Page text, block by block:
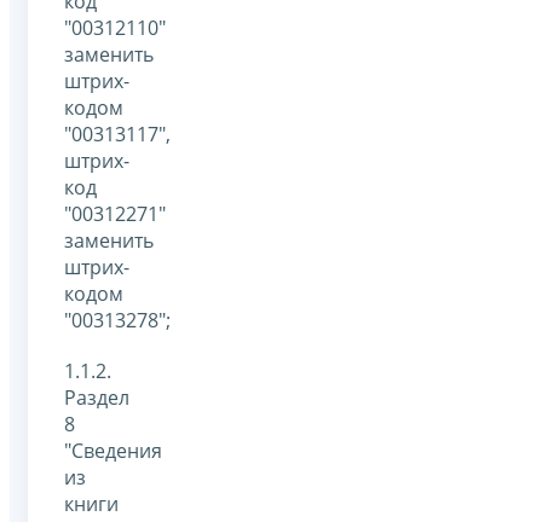
"00312110"
заменить
штрих-
кодом
"00313117",
штрих-
код
"00312271"
заменить
штрих-
кодом
"00313278";
1.1.2.
Раздел
8
"Сведения
из
книги